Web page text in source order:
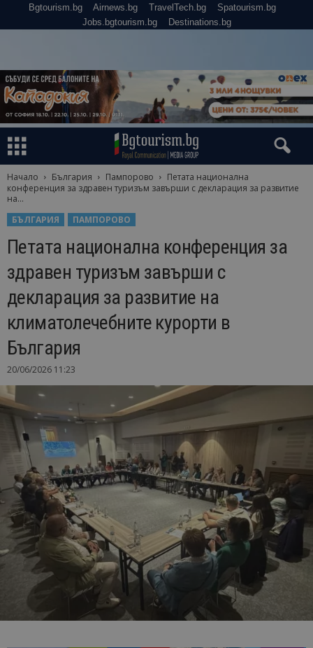
Bgtourism.bg Airnews.bg TravelTech.bg
Spatourism.bg
Jobs.bgtourism.bg
Destinations.bg
Начало България Пампорово
Петата национална
конференция за здравен туризъм завърши с декларация за развитие
на...
БЪЛГАРИЯ
ПАМПОРОВО
Петата национална конференция за
здравен туризъм завърши с
декларация за развитие на
климатолечебните курорти в
България
20/06/2026 11:23